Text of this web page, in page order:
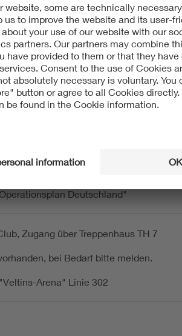
um 17:30 Uhr:
um 16:00 Uhr:
Deutschland"
Zugang über Treppenhaus TH 7
bei Bedarf bitte melden.
Arena" Linie 302